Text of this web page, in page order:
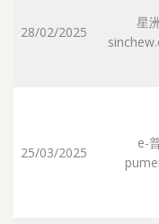
28/02/2025
星
25/03/2025
e-